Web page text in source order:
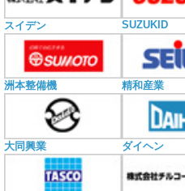
スイデン SUZUKID
洲本整備機 精和産業
大同興業 ダイヘン